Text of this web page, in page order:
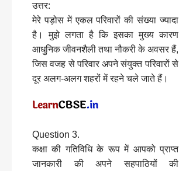
उत्तर:
मेरे पड़ोस में एकल परिवारों की संख्या ज्यादा
है। मुझे लगता है कि इसका मुख्य कारण
आधुनिक जीवनशैली तथा नौकरी के अवसर हैं,
जिस वजह से परिवार अपने संयुक्त परिवारों से
दूर अलग-अलग शहरों में रहने चले जाते हैं।
Question 3.
कक्षा की गतिविधि के रूप में आपको प्राप्त
जानकारी की अपने सहपाठियों की